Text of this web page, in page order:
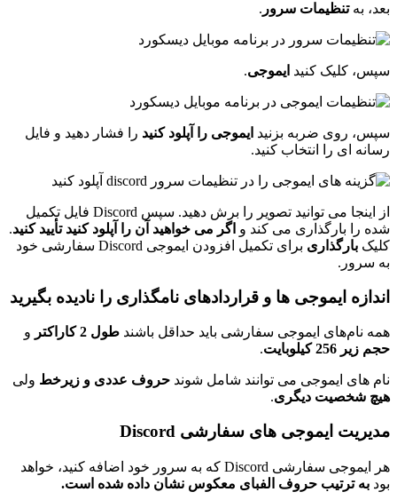
بعد، بهتنظیمات سرور .
سپس، کلیک کنید ایموجی.
سپس، روی ضربه بزنید ایموجی را آپلود کنید را فشار دهید و فایل
رسانه ای را انتخاب کنید.
از اینجا می توانید تصویر را برش دهید. سپس Discord فایل تکمیل
شده را بارگذاری می کند و اگر می خواهید آن را آپلود کنید تأیید کنید.
کلیک بارگذاری
برای تکمیل افزودن ایموجی Discord سفارشی خود
به سرور.
اندازه ایموجی ها و قراردادهای نامگذاری را نادیده بگیرید
همه نام‌های ایموجی سفارشی باید حداقل باشند طول 2 کاراکتر
و
حجم زیر 256 کیلوبایت
.
نام های ایموجی می توانند شامل شوند حروف عددی و زیرخط ولی
هیچ شخصیت دیگری.
مدیریت ایموجی های سفارشی Discord
هر ایموجی سفارشی Discord که به سرور خود اضافه کنید، خواهد
بود به ترتیب حروف الفبای معکوس نشان داده شده است.